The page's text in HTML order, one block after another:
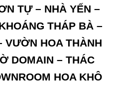
TỰ – NHÀ YẾN –
THÁP BÀ –
VƯỜN HOA THÀNH
DOMAIN – THÁC
HOA KHÔ